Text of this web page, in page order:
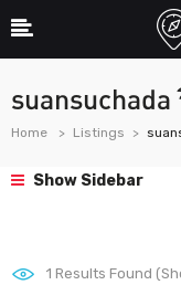
Home Listings
Show Sidebar
1 Results Found